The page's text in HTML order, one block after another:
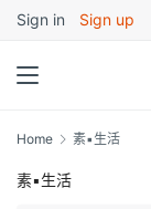
Sign in Sign up
Home 素▪生活
素▪生活